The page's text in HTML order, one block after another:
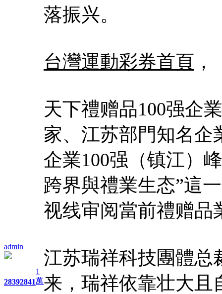
admin
28392841
1
萬
落振兴。
台灣運動彩券首頁 ，
天下禮赠品100强企
家、江苏部門知名企
企業100强（镇江）
跨界與禮業生态”這
视线审阅當前禮赠品
江苏瑞祥科技團體总
来，瑞祥依靠壮大且